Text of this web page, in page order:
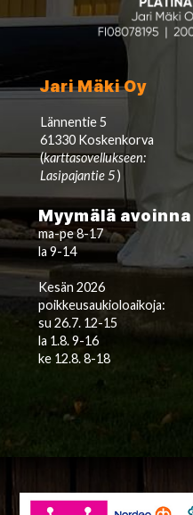
Jari Mäki Oy
Lännentie 5
61330 Koskenkorva
(karttasovellukseen:
Lasipajantie 5)
Myymälä avoinna
ma-pe 8-17
la 9-14
Kesän 2026
poikkeusaukioloaikoja:
su 26.7. 12-15
la 1.8. 9-16
ke 12.8. 8-18